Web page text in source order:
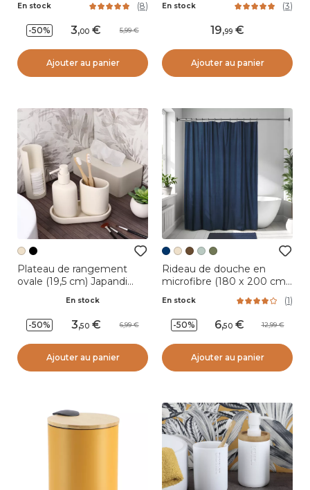
En stock (8)
-50% 3,00 5,99
Ajouter au panier
En stock (3)
19,99
Ajouter au panier
Plateau de rangement
ovale (19,5 cm) Japandi
En stock
-50% 3,50 6,99
Ajouter au panier
Rideau de douche en
microfibre (180 x 200 cm)
En stock (1)
-50% 6,50 12,99
Ajouter au panier